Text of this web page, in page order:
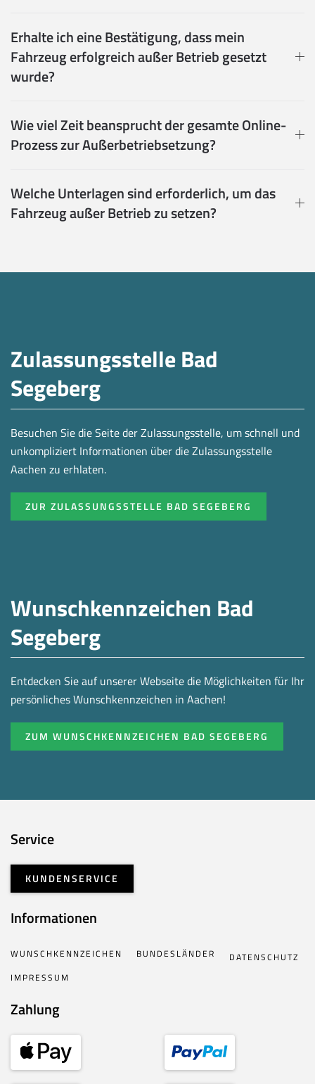
Erhalte ich eine Bestätigung, dass mein
Fahrzeug erfolgreich außer Betrieb gesetzt
wurde?
Wie viel Zeit beansprucht der gesamte Online-
Prozess zur Außerbetriebsetzung?
Welche Unterlagen sind erforderlich, um das
Fahrzeug außer Betrieb zu setzen?
Zulassungsstelle Bad
Segeberg
Besuchen Sie die Seite der Zulassungsstelle, um schnell und
unkompliziert Informationen über die Zulassungsstelle
Aachen zu erhlaten.
ZUR ZULASSUNGSSTELLE BAD SEGEBERG
Wunschkennzeichen Bad
Segeberg
Entdecken Sie auf unserer Webseite die Möglichkeiten für Ihr
persönliches Wunschkennzeichen in Aachen!
ZUM WUNSCHKENNZEICHEN BAD SEGEBERG
Service
KUNDENSERVICE
Informationen
WUNSCHKENNZEICHEN BUNDESLÄNDER
DATENSCHUTZ
IMPRESSUM
Zahlung